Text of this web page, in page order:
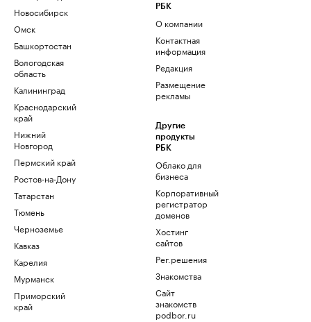
Новосибирск
Омск
Башкортостан
Вологодская
область
Калининград
Краснодарский
край
Нижний
Новгород
Пермский край
Ростов-на-Дону
Татарстан
Тюмень
Черноземье
Кавказ
Карелия
Мурманск
Приморский
край
РБК
О компании
Контактная
информация
Редакция
Размещение
рекламы
Другие
продукты
РБК
Облако для
бизнеса
Корпоративный
регистратор
доменов
Хостинг
сайтов
Рег.решения
Знакомства
Сайт
знакомств
podbor.ru